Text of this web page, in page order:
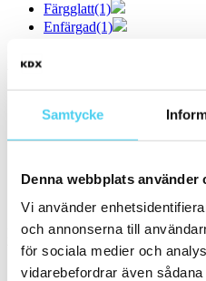
Samtycke
Denna webbplats använder
Vi använder
och annonserna till
för sociala medier och
vidarebefordrar även
Färgglatt(1)
Enfärgad(1)
Färg
Vit(3)
Gråa(1)
Guld
Orange(1)
Form
Välj en eller flera former: